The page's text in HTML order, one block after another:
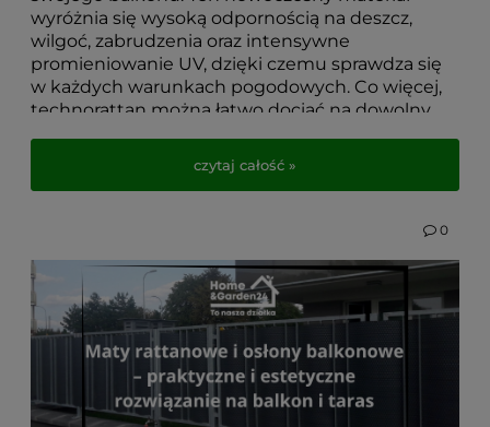
wyróżnia się wysoką odpornością na deszcz,
wilgoć, zabrudzenia oraz intensywne
promieniowanie UV, dzięki czemu sprawdza się
w każdych warunkach pogodowych. Co więcej,
technorattan można łatwo dociąć na dowolny
Zanim zdecydujesz się na zakup osłony
elementami, które wpływają na efekt końcowy
oraz trwałość montażu.
czytaj całość »
0